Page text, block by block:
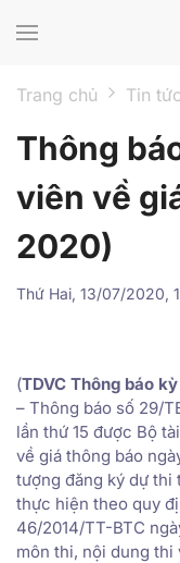
Trang chủ Tin tức
Thông
viên về
2020)
Thứ Hai, 13/07/2020,
(TDVC Thông báo
– Thông báo số 29/
lần thứ 15 được Bộ
về giá thông báo
tượng đăng ký dự thi
thực hiện theo quy
46/2014/TT-BTC
môn thi, nội dung